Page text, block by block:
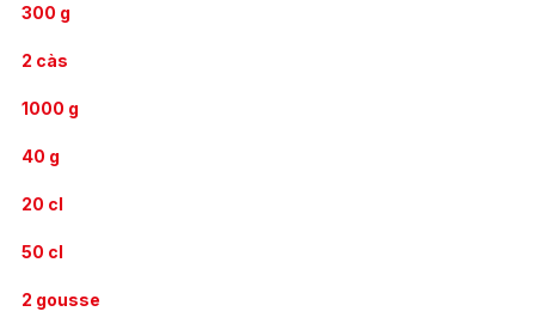
300 g
2 càs
1000 g
40 g
20 cl
50 cl
2 gousse